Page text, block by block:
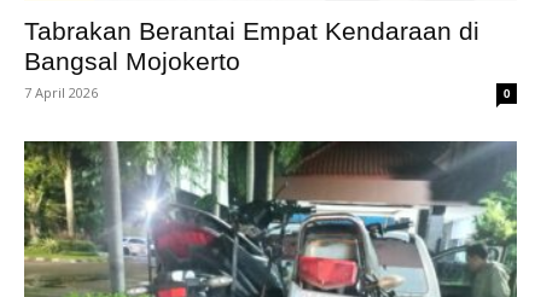
Tabrakan Berantai Empat Kendaraan di
Bangsal Mojokerto
7 April 2026 0